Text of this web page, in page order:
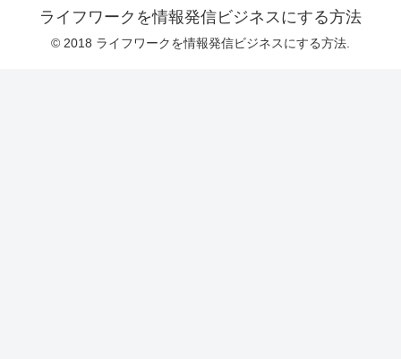
ライフワークを情報発信ビジネスにする方法
© 2018 ライフワークを情報発信ビジネスにする方法.